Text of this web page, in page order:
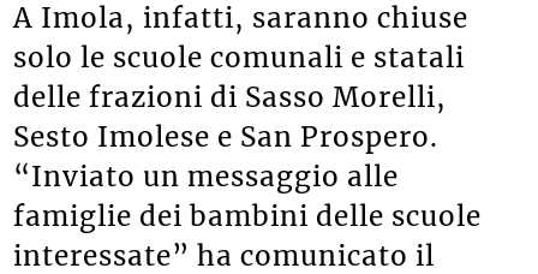
A Imola, infatti, saranno chiuse
solo le scuole comunali e statali
delle frazioni di Sasso Morelli,
Sesto Imolese e San Prospero.
“Inviato un messaggio alle
famiglie dei bambini delle scuole
interessate” ha comunicato il